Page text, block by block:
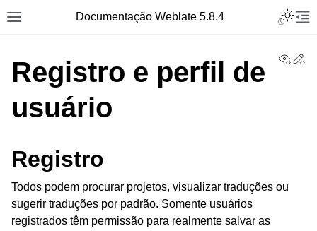
Toggle site navigation sidebar
Documentação Weblate 5.8.4 Toggle
Registro e perfil de
usuário
Registro
Todos podem procurar projetos, visualizar traduções ou
sugerir traduções por padrão. Somente usuários
registrados têm permissão para realmente salvar as